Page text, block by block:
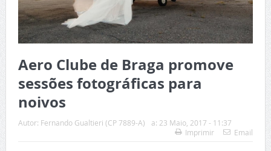
Aero Clube de Braga promove
sessões fotográficas para
noivos
Autor: Fernando Gualtieri (CP 7889-A) a: 23 Maio, 2017 - 11:37
Imprimir
Email